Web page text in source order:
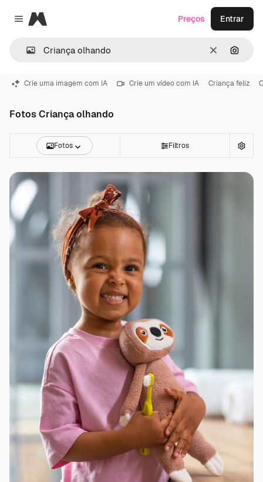
Close menu
Magnific
Limpar
Preços Entrar
Crie uma imagem com IA Crie um vídeo com IA Criança feliz
Fotos Criança olhando
Fotos Filtros